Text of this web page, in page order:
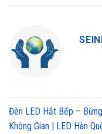
Đèn LED Hắt Bếp –
Không Gian | LED Hàn